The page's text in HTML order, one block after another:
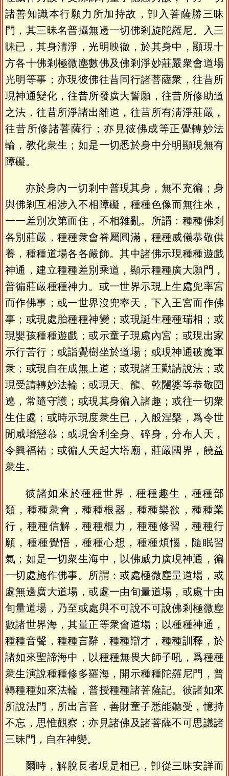
諸善知識本行願力所加持故，卽入菩薩勝三昧
門，其三昧名普攝無邊一切佛剎旋陀羅尼。入三
昧已，其身淸淨，光明映徹，於其身中，顯現十
方各十佛剎極微塵數佛及佛剎淨妙莊嚴衆會道場
光明等事；亦現彼佛往昔同行諸菩薩衆，往昔所
現神通變化，往昔所發廣大誓願，往昔所修助道
之法，往昔所淨諸出離道，往昔所有淸淨莊嚴，
往昔所修諸菩薩行；亦見彼佛成等正覺轉妙法
輪，教化衆生；如是一切悉於身中分明顯現無有
障礙。
亦於身內一切剎中普現其身，無不充徧；身
與佛剎互相涉入不相障礙，種種色像而無往來，
一一差別次第而住，不相雜亂。所謂：種種佛剎
各別莊嚴，種種衆會眷屬圓滿，種種威儀恭敬供
養，種種道場各各嚴飾。其中諸佛示現種種遊戲
神通，建立種種差別乘道，顯示種種廣大願門，
普徧莊嚴種種神力。或一世界示現上生處兜率宮
而作佛事；或一世界沒兜率天，下入王宮而作佛
事；或現處胎種種神變；或現誕生種種瑞相；或
現嬰孩種種遊戲；或示童子現處內宮；或現出家
示行苦行；或詣覺樹坐於道場；或現神通破魔軍
衆；或現自在成無上道；或現諸王勸請說法；或
現受請轉妙法輪；或現天、龍、乾闥婆等恭敬圍
遶，常隨守護；或現其身徧入諸趣；或往一切衆
生住處；或時示現度衆生已，入般涅槃，爲令世
閒咸增戀慕；或現舍利全身、碎身，分布人天，
令興福祐；或徧人天起大塔廟，莊嚴國界，饒益
衆生。
彼諸如來於種種世界，種種趣生，種種部
類，種種衆會，種種根器，種種樂欲，種種業
行，種種信解，種種根力，種種修習，種種行
願，種種覺悟，種種心想，種種煩惱，隨眠習
氣；如是一切衆生海中，以佛威力廣現神通，徧
一切處施作佛事。所謂：或處極微塵量道場，或
處無邊廣大道場，或處一由旬量道場，或處十由
旬量道場，乃至或處與不可說不可說佛剎極微塵
數諸世界海，其量正等衆會道場；以種種神通，
種種音聲，種種言辭，種種辯才，種種訓釋，於
諸如來聖諦海中，以種種無畏大師子吼，爲種種
衆生演說種種修多羅海，開示種種陀羅尼門，普
轉種種如來法輪，普授種種諸菩薩記。彼諸如來
所說法門，所出言音，善財童子悉能聽受，憶持
不忘，思惟觀察；亦見諸佛及諸菩薩不可思議諸
三昧門，自在神變。
爾時，解脫長者現是相已，卽從三昧安詳而